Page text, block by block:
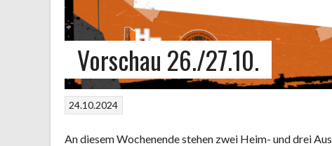
Vorschau 26./27.10.
24.10.2024
An diesem Wochenende stehen zwei Heim- und drei